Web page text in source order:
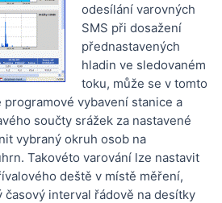
odesílání varovných
SMS při dosažení
přednastavených
hladin ve sledovaném
toku, může se v tomto
vybavení stanice a
součty srážek za nastavené
vybraný okruh osob na
Takovéto varování lze nastavit
deště v místě měření,
časový interval řádově na desítky